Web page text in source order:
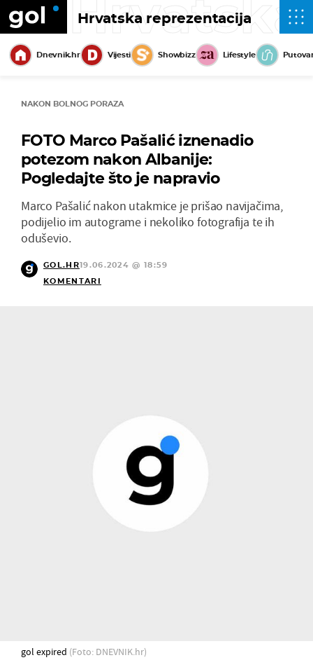
Hrvatska reprezentacija
Dnevnik.hr Vijesti Showbizz Lifestyle
NAKON BOLNOG PORAZA
FOTO Marco Pašalić iznenadio
potezom nakon Albanije:
Pogledajte što je napravio
Marco Pašalić nakon utakmice je prišao navijačima,
podijelio im autograme i nekoliko fotografija te ih
oduševio.
GOL.HR19.06.2024 @ 18:59
KOMENTARI
gol expired (Foto: DNEVNIK.hr)